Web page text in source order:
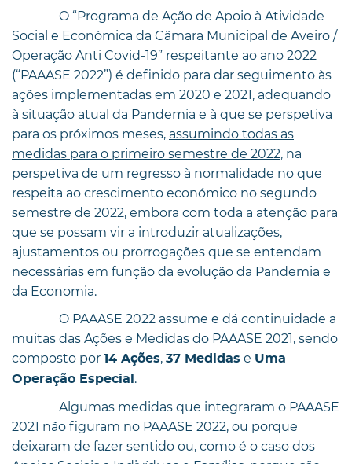
O “Programa de Ação de Apoio à Atividade
Social e Económica da Câmara Municipal de Aveiro /
Operação Anti Covid-19” respeitante ao ano 2022
(“PAAASE 2022”) é definido para dar seguimento às
ações implementadas em 2020 e 2021, adequando
à situação atual da Pandemia e à que se perspetiva
para os próximos meses, assumindo todas as
medidas para o primeiro semestre de 2022, na
perspetiva de um regresso à normalidade no que
respeita ao crescimento económico no segundo
semestre de 2022, embora com toda a atenção para
que se possam vir a introduzir atualizações,
ajustamentos ou prorrogações que se entendam
necessárias em função da evolução da Pandemia e
da Economia.
O PAAASE 2022 assume e dá continuidade a
muitas das Ações e Medidas do PAAASE 2021, sendo
composto por 14 Ações, 37 Medidas e Uma
Operação Especial.
Algumas medidas que integraram o PAAASE
2021 não figuram no PAAASE 2022, ou porque
deixaram de fazer sentido ou, como é o caso dos